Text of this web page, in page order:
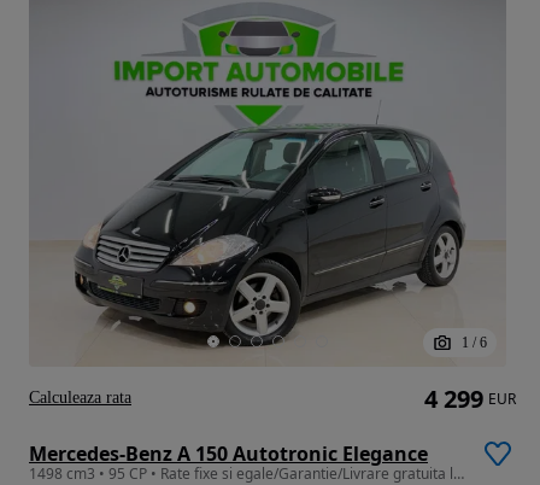
1 / 6
Mercedes-Benz A 150 Autotronic Elegance
1498 cm3 • 95 CP • Rate fixe si egale/Garantie/Livrare gratuita la domiciliu
4 299 EUR
Calculeaza rata